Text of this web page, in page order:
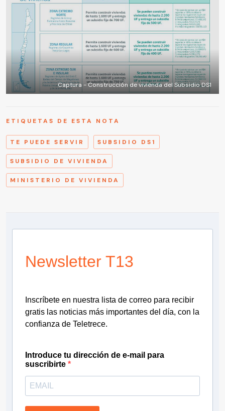
Captura - Construcción de vivienda del Subsidio DS1
ETIQUETAS DE ESTA NOTA
TE PUEDE SERVIR SUBSIDIO DS1
SUBSIDIO DE VIVIENDA
MINISTERIO DE VIVIENDA
Newsletter T13
Inscríbete en nuestra lista de correo para recibir
gratis las noticias más importantes del día, con la
confianza de Teletrece.
Introduce tu dirección de e-mail para
suscribirte